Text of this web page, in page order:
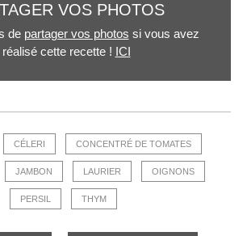
VOS PHOTOS
de partager vos photos si vous avez
réalisé cette recette ! ICI
CÉLERI CONCENTRÉ DE TOMATES
JAMBON LAURIER OIGNONS
PERSIL THYM